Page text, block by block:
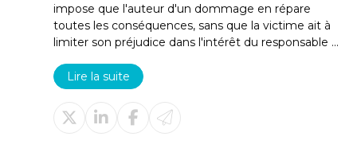
impose que l'auteur d'un dommage en répare
toutes les conséquences, sans que la victime ait à
limiter son préjudice dans l'intérêt du responsable ...
Lire la suite